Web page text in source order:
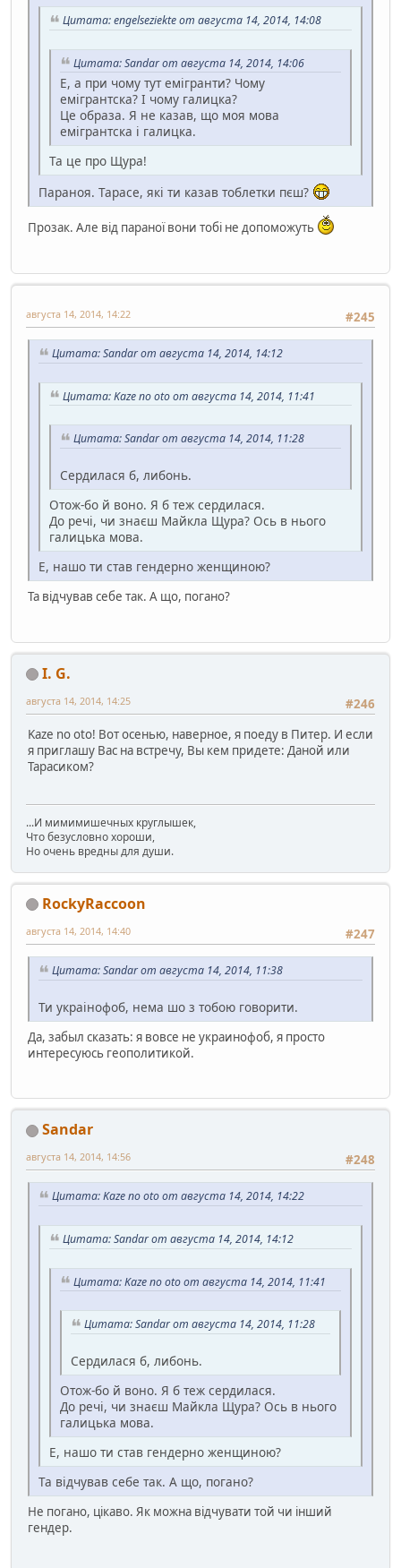
Цитата: engelseziekte от августа 14, 2014, 14:08
Цитата: Sandar от августа 14, 2014, 14:06
Е, а при чому тут емігранти? Чому
емігрантска? І чому галицка?
Це образа. Я не казав, що моя мова
емігрантска і галицка.
Та це про Щура!
Параноя. Тарасе, які ти казав тоблетки пєш?
Прозак. Але від параної вони тобі не допоможуть
#245
августа 14, 2014, 14:22
Цитата: Sandar от августа 14, 2014, 14:12
Цитата: Kaze no oto от августа 14, 2014, 11:41
Цитата: Sandar от августа 14, 2014, 11:28
Сердилася б, либонь.
Отож-бо й воно. Я б теж сердилася.
До речі, чи знаєш Майкла Щура? Ось в нього
галицька мова.
Е, нашо ти став гендерно женщиною?
Та відчував себе так. А що, погано?
I. G.
#246
августа 14, 2014, 14:25
Kaze no oto! Вот осенью, наверное, я поеду в Питер. И если
я приглашу Вас на встречу, Вы кем придете: Даной или
Тарасиком?
...И мимимишечных круглышек,
Что безусловно хороши,
Но очень вредны для души.
RockyRaccoon
#247
августа 14, 2014, 14:40
Цитата: Sandar от августа 14, 2014, 11:38
Ти украінофоб, нема шо з тобою говорити.
Да, забыл сказать: я вовсе не украинофоб, я просто
интересуюсь геополитикой.
Sandar
#248
августа 14, 2014, 14:56
Цитата: Kaze no oto от августа 14, 2014, 14:22
Цитата: Sandar от августа 14, 2014, 14:12
Цитата: Kaze no oto от августа 14, 2014, 11:41
Цитата: Sandar от августа 14, 2014, 11:28
Сердилася б, либонь.
Отож-бо й воно. Я б теж сердилася.
До речі, чи знаєш Майкла Щура? Ось в нього
галицька мова.
Е, нашо ти став гендерно женщиною?
Та відчував себе так. А що, погано?
Не погано, цікаво. Як можна відчувати той чи інший
гендер.